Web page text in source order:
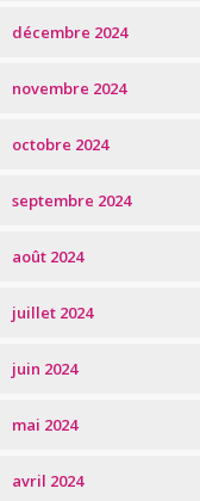
décembre 2024
novembre 2024
octobre 2024
septembre 2024
août 2024
juillet 2024
juin 2024
mai 2024
avril 2024